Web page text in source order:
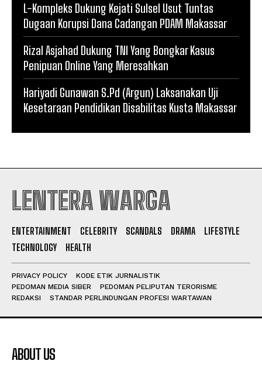
L-Kompleks Dukung Kejati Sulsel Usut Tuntas
Dugaan Korupsi Dana Cadangan PDAM Makassar
Rizal Asjahad Dukung TNI Yang Bongkar Kasus
Penipuan Online Yang Meresahkan
Hariyadi Gunawan S.Pd (Argun) Laksanakan Uji
Kesetaraan Pendidikan Disabilitas Kusta Makassar
LENTERA WARGA
ENTERTAINMENT CELEBRITY SCANDALS DRAMA
LIFESTYLE
TECHNOLOGY
HEALTH
PRIVACY POLICY
KODE ETIK JURNALISTIK
PEDOMAN MEDIA SIBER
PEDOMAN PELIPUTAN TERORISME
REDAKSI
STANDAR PERLINDUNGAN PROFESI WARTAWAN
ABOUT US